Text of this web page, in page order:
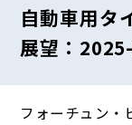
自動車用タ
展望：
フォーチュン・